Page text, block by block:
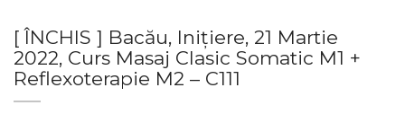
[ ÎNCHIS ] Bacău, Inițiere, 21 Martie
2022, Curs Masaj Clasic Somatic M1 +
Reflexoterapie M2 – C111